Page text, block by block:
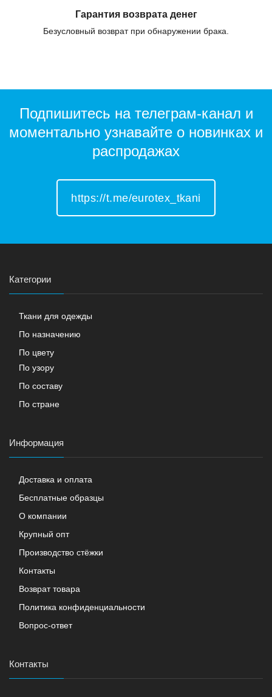
Гарантия возврата денег
Безусловный возврат при обнаружении брака.
Подпишитесь на телеграм-канал и
моментально узнавайте о новинках и
распродажах
https://t.me/eurotex_tkani
Категории
Ткани для одежды
По назначению
По цвету
По узору
По составу
По стране
Информация
Доставка и оплата
Бесплатные образцы
О компании
Крупный опт
Производство стёжки
Контакты
Возврат товара
Политика конфиденциальности
Вопрос-ответ
Контакты